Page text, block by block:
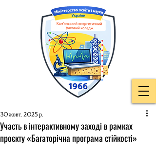
Участь в інтерактивному заході в рамках
проєкту «Багаторічна програма стійкості»
30 жовт. 2025 р.